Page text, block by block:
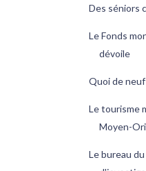
Des séniors
Le Fonds
dévoile
Quoi de neuf
Le tourisme
Moyen-
Le bureau